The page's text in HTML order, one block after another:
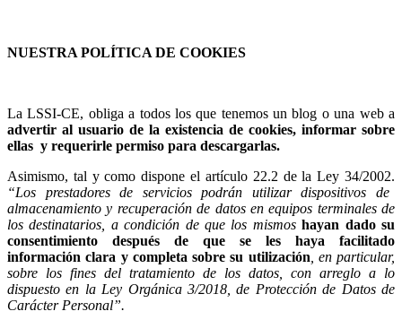
NUESTRA POLÍTICA DE COOKIES
La LSSI-CE, obliga a todos los que tenemos un blog o una web a
advertir al usuario de la existencia de cookies, informar sobre
ellas y requerirle permiso para descargarlas.
Asimismo, tal y como dispone el artículo 22.2 de la Ley 34/2002.
“Los prestadores de servicios podrán utilizar dispositivos de
almacenamiento y recuperación de datos en equipos terminales de
los destinatarios, a condición de que los mismoshayan dado su
consentimiento después de que se les haya facilitado
información clara y completa sobre su utilización , en particular,
sobre los fines del tratamiento de los datos, con arreglo a lo
dispuesto en la Ley Orgánica 3/2018, de Protección de Datos de
Carácter Personal”.